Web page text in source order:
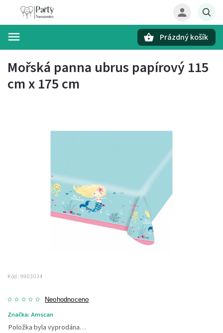
Prázdný košík
Mořská panna ubrus papírový 115
cm x 175 cm
Kód: 9903034
Neohodnoceno
Značka: Amscan
Položka byla vyprodána…